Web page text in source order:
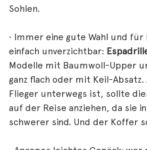
Sohlen.
• Immer eine gute Wahl und
einfach unverzichtbar:
Modelle mit Baumwoll-Upper
ganz flach oder mit Keil-
Flieger unterwegs ist, sollte
auf der Reise anziehen, da sie
schwerer sind. Und der Koffer